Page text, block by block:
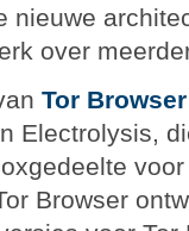
nieuwe
over
Tor
Electrolysis,
Browser